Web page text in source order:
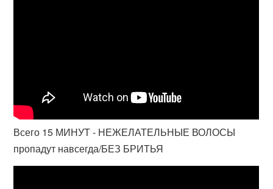
Всего 15 МИНУТ - НЕЖЕЛАТЕЛЬНЫЕ ВОЛОСЫ
пропадут навсегда/БЕЗ БРИТЬЯ